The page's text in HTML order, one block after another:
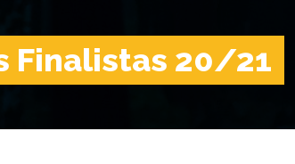
Finalistas 20/21